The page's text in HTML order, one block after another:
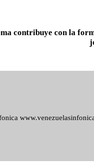
contribuye con la